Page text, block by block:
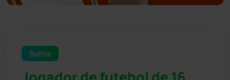
Bahia